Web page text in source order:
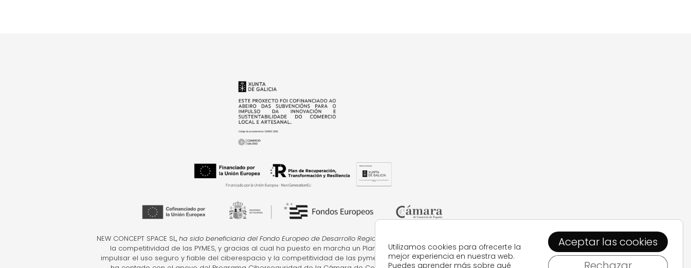
NEW CONCEPT SPACE SL,ha sido beneficiaria del Fondo Europeo de Desarrollo Regional cuyo objetivo
la competitividad de las PYMES, y gracias al cual ha puesto en marcha un Plan de Acción con el objetivo de
impulsar el uso seguro y fiable del ciberespacio y la competitividad de las pymes durante el año 2024. Para ello
Utilizamos cookies para ofrecerte la
mejor experiencia en nuestra web.
Puedes aprender más sobre qué
Aceptar las cookies